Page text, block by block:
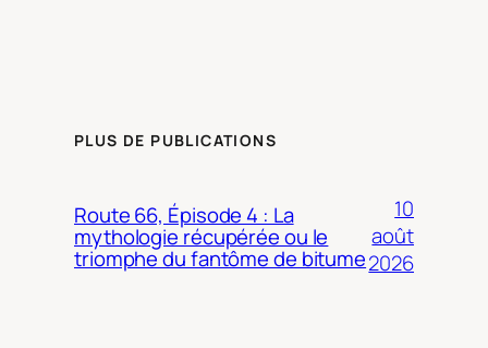
PLUS DE PUBLICATIONS
Route 66, Épisode 4 : La
mythologie récupérée ou le
triomphe du fantôme de bitume
10
août
2026